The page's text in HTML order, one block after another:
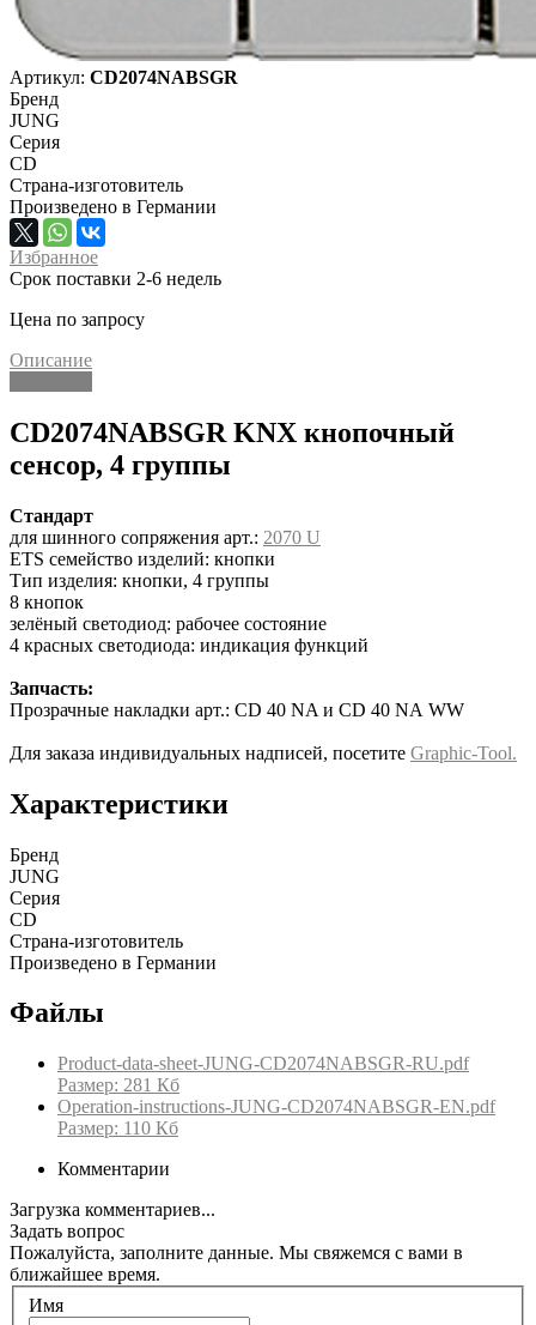
Артикул: CD2074NABSGR
Бренд
JUNG
Серия
CD
Страна-изготовитель
Произведено в Германии
Избранное
Срок поставки 2-6 недель
Цена по запросу
Описание
CD2074NABSGR KNX кнопочный
сенсор, 4 группы
Стандарт
для шинного сопряжения арт.: 2070 U
ETS семейство изделий: кнопки
Тип изделия: кнопки, 4 группы
8 кнопок
зелёный светодиод: рабочее состояние
4 красных светодиода: индикация функций
Запчасть:
Прозрачные накладки арт.: CD 40 NA и CD 40 NA WW
Для заказа индивидуальных надписей, посетите Graphic-Tool.
Характеристики
Бренд
JUNG
Серия
CD
Страна-изготовитель
Произведено в Германии
Файлы
Product-data-sheet-JUNG-CD2074NABSGR-RU.pdf
Размер: 281 Кб
Operation-instructions-JUNG-CD2074NABSGR-EN.pdf
Размер: 110 Кб
Комментарии
Загрузка комментариев...
Задать вопрос
Пожалуйста, заполните данные. Мы свяжемся с вами в
ближайшее время.
Имя